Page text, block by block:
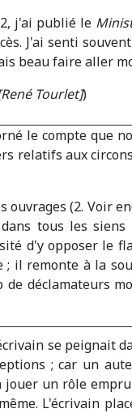
j'ai publié le
J'ai senti
beau faire aller
Tourlet])
le compte que
relatifs aux
ouvrages (2. Voir
tous les
d'y opposer le
il remonte à la
de déclamateurs
se peignait
; car un
jouer un rôle
L'écrivain